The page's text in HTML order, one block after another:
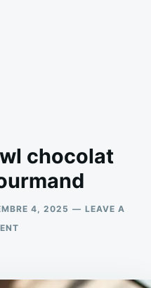
chocolat
4, 2025
LEAVE A
ON
BANANE